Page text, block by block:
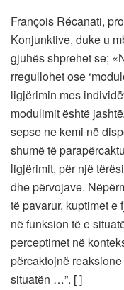
François Récanati,
Konjunktive, duke u
gjuhës shprehet se;
rregullohet ose
ligjërimin mes
modulimit është
sepse ne kemi në
shumë të
ligjërimit, për një
dhe përvojave.
të pavarur, kuptimet e
në funksion të e
perceptimet në
përcaktojnë
situatën …”. [ ]